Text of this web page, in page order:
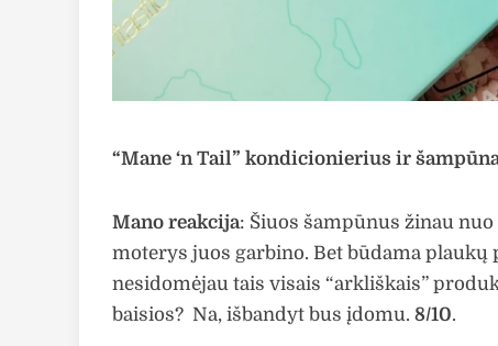
“Mane ‘n Tail” kondicionierius ir
Mano reakcija: Šiuos šampūnus žinau
moterys juos garbino. Bet būdama
nesidomėjau tais visais “arkliškais”
baisios? Na, išbandyt bus įdomu. 8/10.